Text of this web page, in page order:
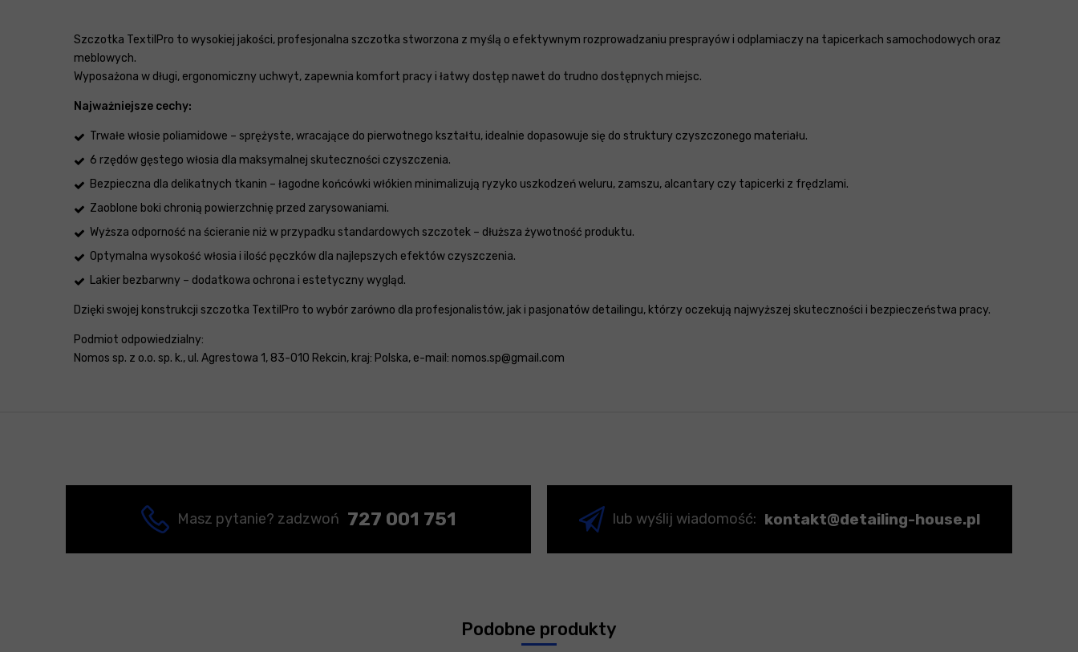
Szczotka TextilPro to wysokiej jakości, profesjonalna szczotka stworzona z myślą o efektywnym rozprowadzaniu presprayów i odplamiaczy na tapicerkach samochodowych oraz
meblowych.
Wyposażona w długi, ergonomiczny uchwyt, zapewnia komfort pracy i łatwy dostęp nawet do trudno dostępnych miejsc.
Najważniejsze cechy:
Trwałe włosie poliamidowe – sprężyste, wracające do pierwotnego kształtu, idealnie dopasowuje się do struktury czyszczonego materiału.
6 rzędów gęstego włosia dla maksymalnej skuteczności czyszczenia.
Bezpieczna dla delikatnych tkanin – łagodne końcówki włókien minimalizują ryzyko uszkodzeń weluru, zamszu, alcantary czy tapicerki z frędzlami.
Zaoblone boki chronią powierzchnię przed zarysowaniami.
Wyższa odporność na ścieranie niż w przypadku standardowych szczotek – dłuższa żywotność produktu.
Optymalna wysokość włosia i ilość pęczków dla najlepszych efektów czyszczenia.
Lakier bezbarwny – dodatkowa ochrona i estetyczny wygląd.
Dzięki swojej konstrukcji szczotka TextilPro to wybór zarówno dla profesjonalistów, jak i pasjonatów detailingu, którzy oczekują najwyższej skuteczności i bezpieczeństwa pracy.
Podmiot odpowiedzialny:
Nomos sp. z o.o. sp. k., ul. Agrestowa 1, 83-010 Rekcin, kraj: Polska, e-mail: nomos.sp@gmail.com
Masz pytanie? zadzwoń 727 001 751 lub wyślij wiadomość: kontakt@detailing-house.pl
Podobne produkty